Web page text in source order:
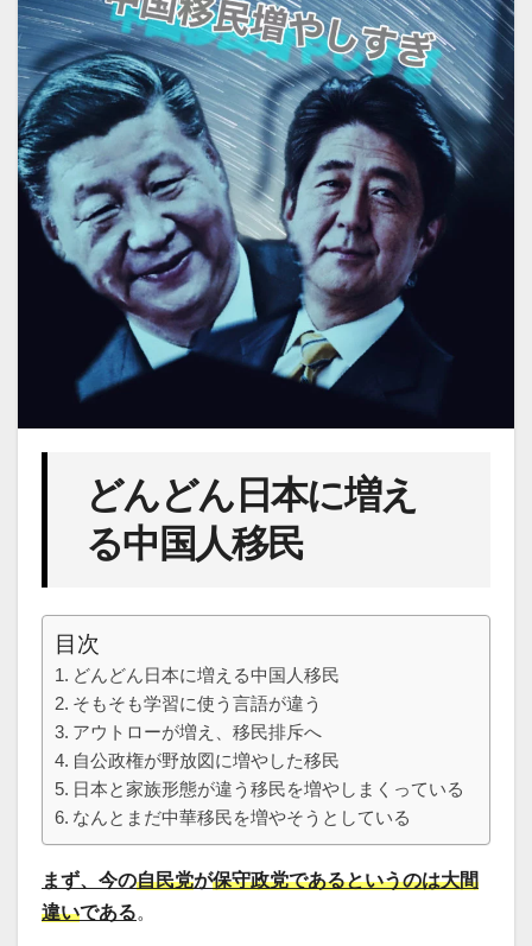
どんどん日本に増え
る中国人移民
目次
どんどん日本に増える中国人移民
そもそも学習に使う言語が違う
アウトローが増え、移民排斥へ
自公政権が野放図に増やした移民
日本と家族形態が違う移民を増やしまくっている
なんとまだ中華移民を増やそうとしている
まず、今の自民党が保守政党であるというのは大間
違いである。